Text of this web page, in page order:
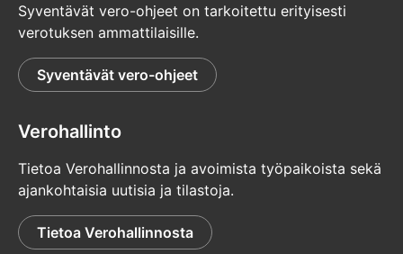
Syventävät vero-ohjeet on tarkoitettu erityisesti
verotuksen ammattilaisille.
Syventävät vero-ohjeet
Verohallinto
Tietoa Verohallinnosta ja avoimista työpaikoista sekä
ajankohtaisia uutisia ja tilastoja.
Tietoa Verohallinnosta